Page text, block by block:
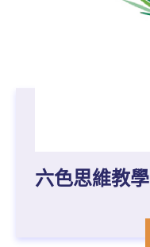
六色思維教學